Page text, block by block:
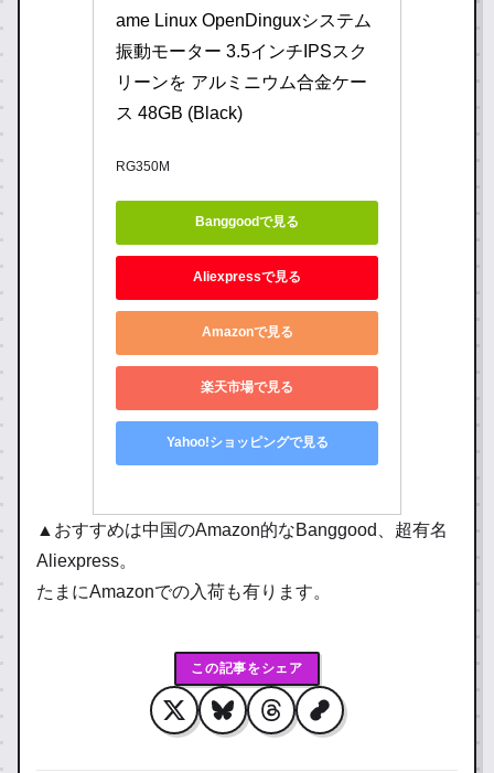
ame Linux OpenDinguxシステム
振動モーター 3.5インチIPSスク
リーンを アルミニウム合金ケー
ス 48GB (Black)
RG350M
Banggoodで見る
Aliexpressで見る
Amazonで見る
楽天市場で見る
Yahoo!ショッピングで見る
▲おすすめは中国のAmazon的なBanggood、超有名
Aliexpress。
たまにAmazonでの入荷も有ります。
この記事をシェア